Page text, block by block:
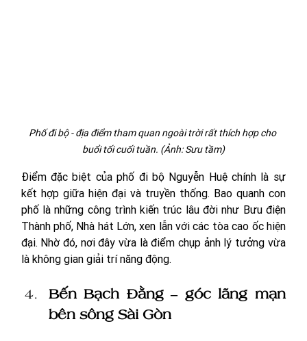
Phố đi bộ - địa điểm tham quan ngoài trời rất thích hợp cho
buổi tối cuối tuần. (Ảnh: Sưu tầm)
Điểm đặc biệt của phố đi bộ Nguyễn Huệ chính là sự
kết hợp giữa hiện đại và truyền thống. Bao quanh con
phố là những công trình kiến trúc lâu đời như Bưu điện
Thành phố, Nhà hát Lớn, xen lẫn với các tòa cao ốc hiện
đại. Nhờ đó, nơi đây vừa là điểm chụp ảnh lý tưởng vừa
là không gian giải trí năng động.
Bến Bạch Đằng – góc lãng mạn
bên sông Sài Gòn